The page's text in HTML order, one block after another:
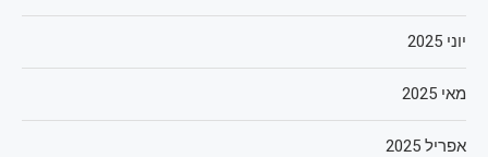
יוני 2025
מאי 2025
אפריל 2025